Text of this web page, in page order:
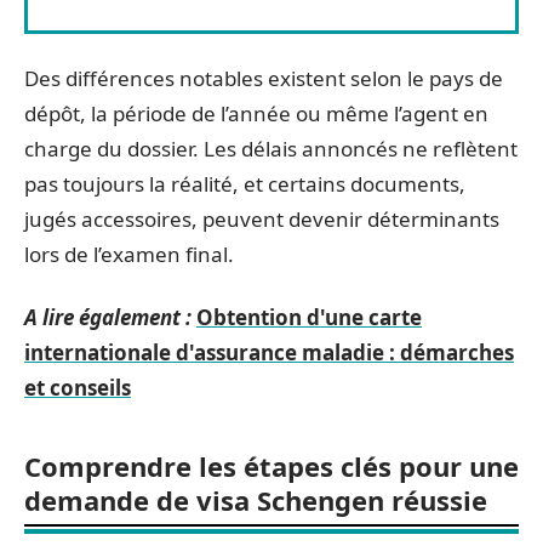
Des différences notables existent selon le pays de
dépôt, la période de l’année ou même l’agent en
charge du dossier. Les délais annoncés ne reflètent
pas toujours la réalité, et certains documents,
jugés accessoires, peuvent devenir déterminants
lors de l’examen final.
A lire également : Obtention d'une carte
internationale d'assurance maladie : démarches
et conseils
Comprendre les étapes clés pour une
demande de visa Schengen réussie